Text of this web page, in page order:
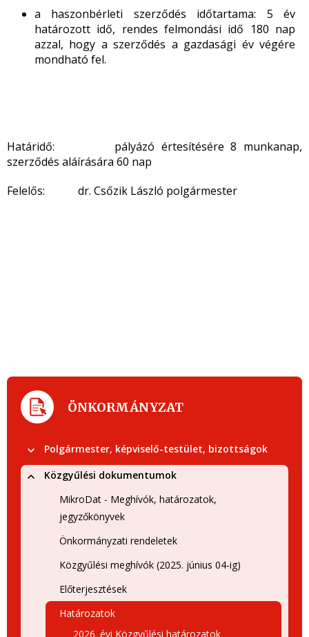
a haszonbérleti szerződés időtartama: 5 év
határozott idő, rendes felmondási idő 180 nap
azzal, hogy a szerződés a gazdasági év végére
mondható fel.
Határidő: pályázó értesítésére 8 munkanap,
szerződés aláírására 60 nap
Felelős: dr. Csőzik László polgármester
ÖNKORMÁNYZAT
Polgármester, képviselő-testület, bizottságok
Közgyűlési dokumentumok
MikroDat - Meghívók, határozatok,
jegyzőkönyvek
Önkormányzati rendeletek
Közgyűlési meghívók (2025. június 04-ig)
Előterjesztések
Határozatok
2026. évi Közgyűlési határozatok